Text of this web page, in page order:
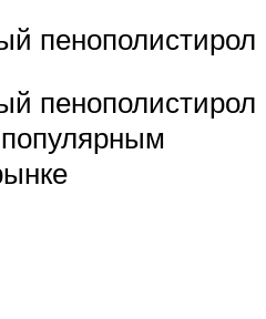
пенополистирол
пенополистирол